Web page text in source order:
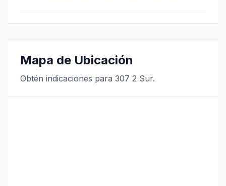
Mapa de Ubicación
Obtén indicaciones para 307 2 Sur.